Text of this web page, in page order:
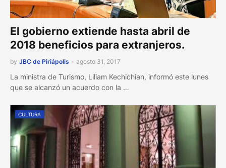
El gobierno extiende hasta abril de
2018 beneficios para extranjeros.
by JBC de Piriápolis - agosto 31, 2017
La ministra de Turismo, Liliam Kechichian, informó este lunes
que se alcanzó un acuerdo con la …
CULTURA